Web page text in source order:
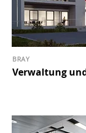
Verwaltung
BRAY